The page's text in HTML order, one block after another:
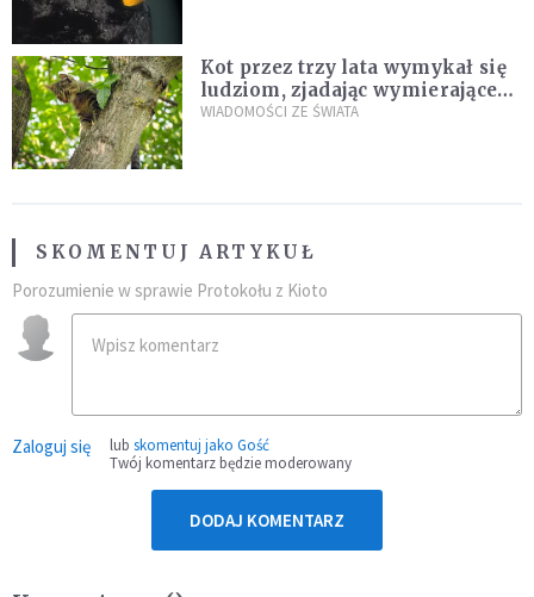
Kot przez trzy lata wymykał się
ludziom, zjadając wymierające
kaczki. W końcu popełnił
WIADOMOŚCI ZE ŚWIATA
SKOMENTUJ ARTYKUŁ
Porozumienie w sprawie Protokołu z Kioto
Zaloguj się lub skomentuj jako Gość
Twój komentarz będzie moderowany
DODAJ KOMENTARZ